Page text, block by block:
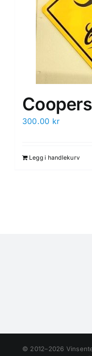
300.00 kr
Legg i handlekurv
© 2012–2026